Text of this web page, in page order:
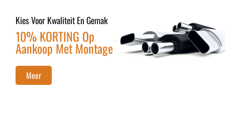
Kies Voor Kwaliteit En Gemak
10% KORTING Op
Aankoop Met Montage
Meer